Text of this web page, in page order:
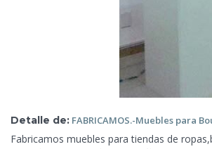
Detalle de: FABRICAMOS.-Muebles para
Fabricamos muebles para tiendas de